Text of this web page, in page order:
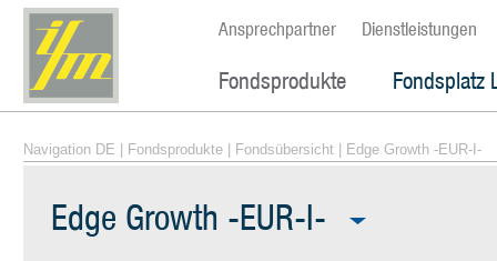
Ansprechpartner Dienstleistungen
Fondsprodukte Fondsplatz
Navigation DE Fondsprodukte Fondsübersicht | Edge Growth -EUR-I-
Edge Growth -EUR-I-